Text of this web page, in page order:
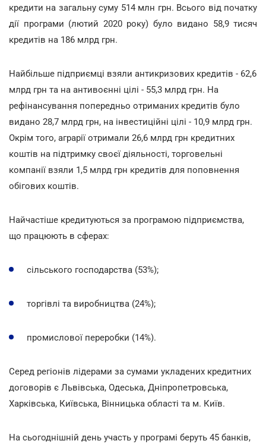
кредити на загальну суму 514 млн грн. Всього від початку
дії програми (лютий 2020 року) було видано 58,9 тисяч
кредитів на 186 млрд грн.
Найбільше підприємці взяли антикризових кредитів - 62,6
млрд грн та на антивоєнні цілі - 55,3 млрд грн. На
рефінансування попередньо отриманих кредитів було
видано 28,7 млрд грн, на інвестиційні цілі - 10,9 млрд грн.
Окрім того, аграрії отримали 26,6 млрд грн кредитних
коштів на підтримку своєї діяльності, торговельні
компанії взяли 1,5 млрд грн кредитів для поповнення
обігових коштів.
Найчастіше кредитуються за програмою підприємства,
що працюють в сферах:
сільського господарства (53%);
торгівлі та виробництва (24%);
промислової переробки (14%).
Серед регіонів лідерами за сумами укладених кредитних
договорів є Львівська, Одеська, Дніпропетровська,
Харківська, Київська, Вінницька області та м. Київ.
На сьогоднішній день участь у програмі беруть 45 банків,